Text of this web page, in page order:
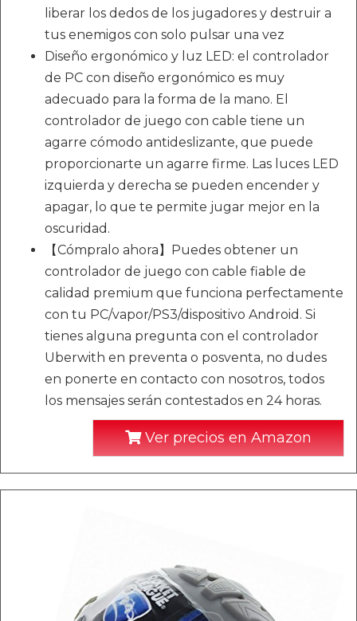
liberar los dedos de los jugadores y destruir a
tus enemigos con solo pulsar una vez
Diseño ergonómico y luz LED: el controlador
de PC con diseño ergonómico es muy
adecuado para la forma de la mano. El
controlador de juego con cable tiene un
agarre cómodo antideslizante, que puede
proporcionarte un agarre firme. Las luces LED
izquierda y derecha se pueden encender y
apagar, lo que te permite jugar mejor en la
oscuridad.
【Cómpralo ahora】Puedes obtener un
controlador de juego con cable fiable de
calidad premium que funciona perfectamente
con tu PC/vapor/PS3/dispositivo Android. Si
tienes alguna pregunta con el controlador
Uberwith en preventa o posventa, no dudes
en ponerte en contacto con nosotros, todos
los mensajes serán contestados en 24 horas.
Ver precios en Amazon